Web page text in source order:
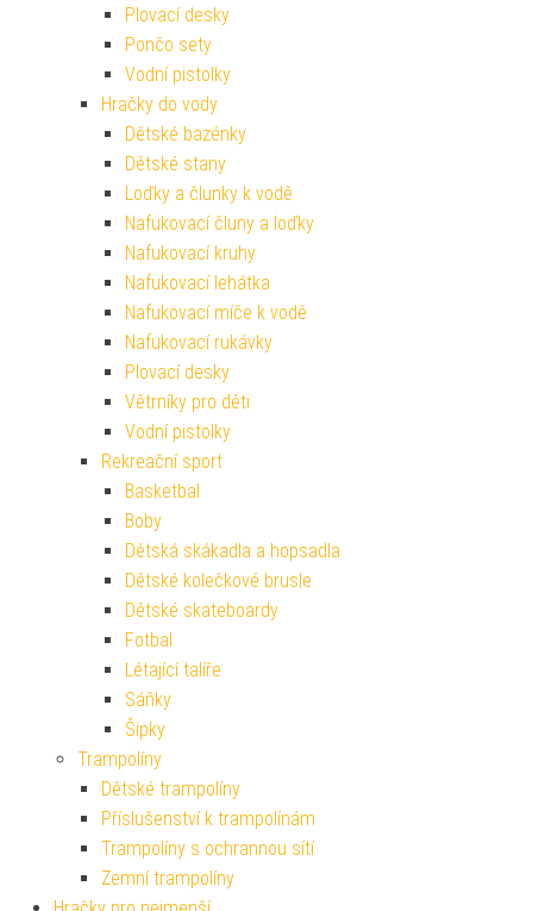
Plovací desky
Pončo sety
Vodní pistolky
Hračky do vody
Dětské bazénky
Dětské stany
Loďky a člunky k vodě
Nafukovací čluny a loďky
Nafukovací kruhy
Nafukovací lehátka
Nafukovací míče k vodě
Nafukovací rukávky
Plovací desky
Větrníky pro děti
Vodní pistolky
Rekreační sport
Basketbal
Boby
Dětská skákadla a hopsadla
Dětské kolečkové brusle
Dětské skateboardy
Fotbal
Létající talíře
Sáňky
Šipky
Trampolíny
Dětské trampolíny
Příslušenství k trampolínám
Trampolíny s ochrannou sítí
Zemní trampolíny